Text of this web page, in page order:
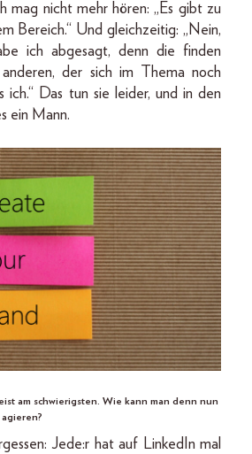
mag nicht mehr hören: „Es gibt zu
Bereich.“ Und gleichzeitig: „Nein,
ich abgesagt, denn die finden
der sich im Thema noch
ich.“ Das tun sie leider, und in den
ein Mann.
am schwierigsten. Wie kann man denn nun
Jede:r hat auf LinkedIn mal